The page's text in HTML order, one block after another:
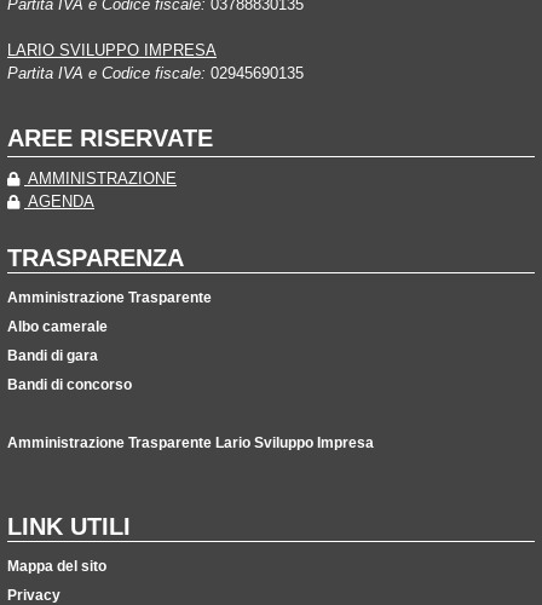
Partita IVA e Codice fiscale: 03788830135
LARIO SVILUPPO IMPRESA
Partita IVA e Codice fiscale: 02945690135
AREE RISERVATE
AMMINISTRAZIONE
AGENDA
TRASPARENZA
Amministrazione Trasparente
Albo camerale
Bandi di gara
Bandi di concorso
Amministrazione Trasparente Lario Sviluppo Impresa
LINK UTILI
Mappa del sito
Privacy